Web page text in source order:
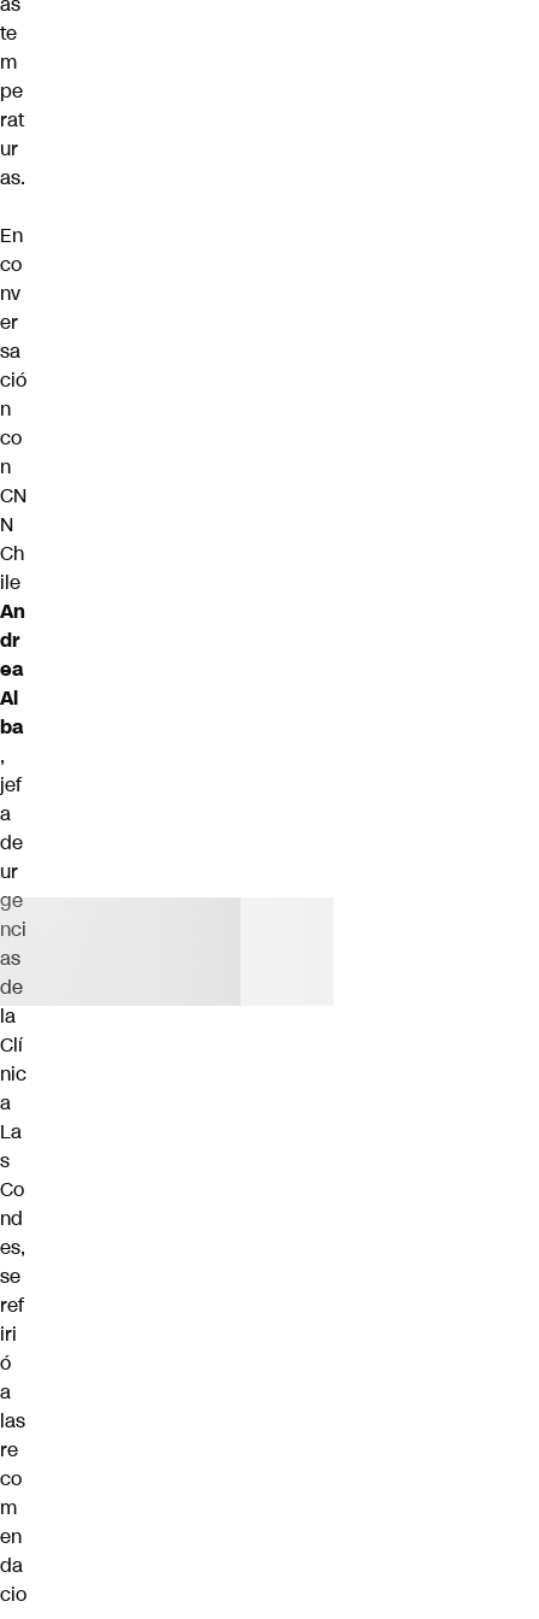
te
m
pe
rat
ur
as.
En
co
nv
er
sa
ció
n
co
n
CN
N
Ch
ile
An
dr
ea
Al
ba
,
jef
a
de
ur
ge
nci
as
de
la
Clí
nic
a
La
s
Co
nd
es,
se
ref
iri
ó
a
las
re
co
m
en
da
cio